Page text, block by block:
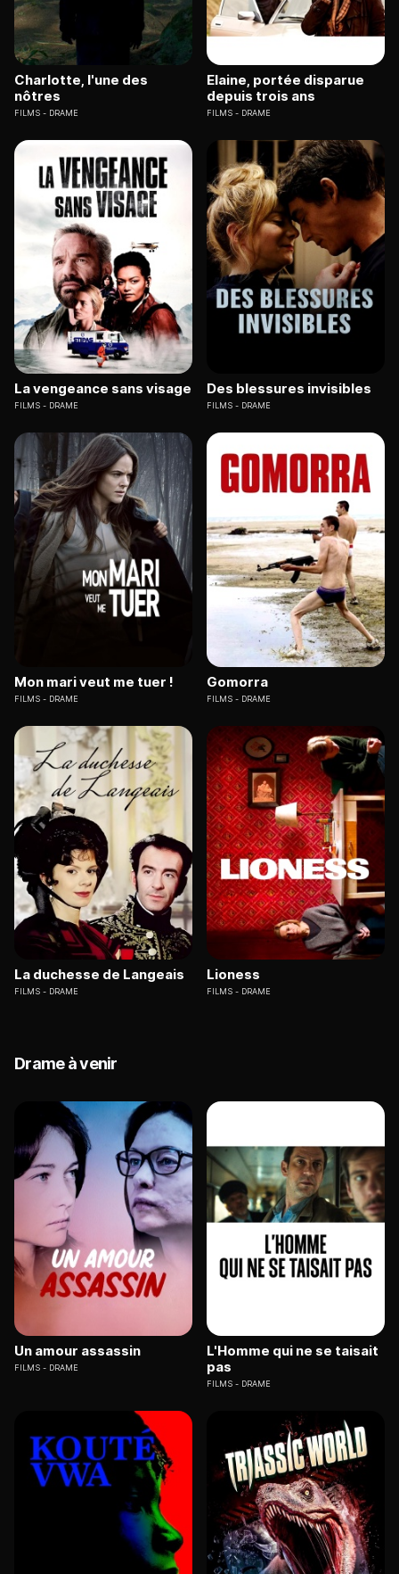
Charlotte, l'une des
nôtres
FILMS DRAME
Elaine, portée disparue
depuis trois ans
FILMS DRAME
La vengeance sans visage
FILMS DRAME
Des blessures invisibles
FILMS DRAME
Mon mari veut me tuer !
FILMS DRAME
Gomorra
FILMS DRAME
La duchesse de Langeais
FILMS DRAME
Lioness
FILMS DRAME
Drame à venir
Un amour assassin
FILMS DRAME
L'Homme qui ne se taisait
pas
FILMS DRAME